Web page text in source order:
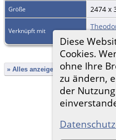
Diese
Cookies.
ohne Ihre
zu ändern,
der
Größe 2474 x
Verknüpft mit
» Alles anzeigen «Zurück «1
Zur Desktop-